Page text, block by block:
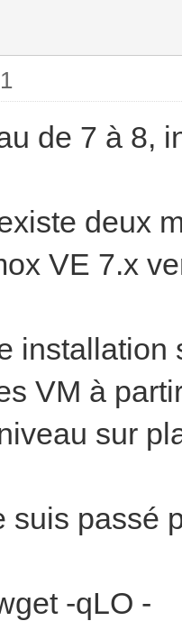
de 7 à 8,
deux
VE 7.x
installation
VM à
sur
suis passé
-qLO -